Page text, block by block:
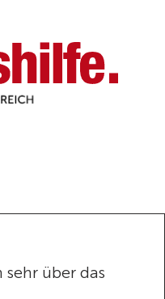
über das